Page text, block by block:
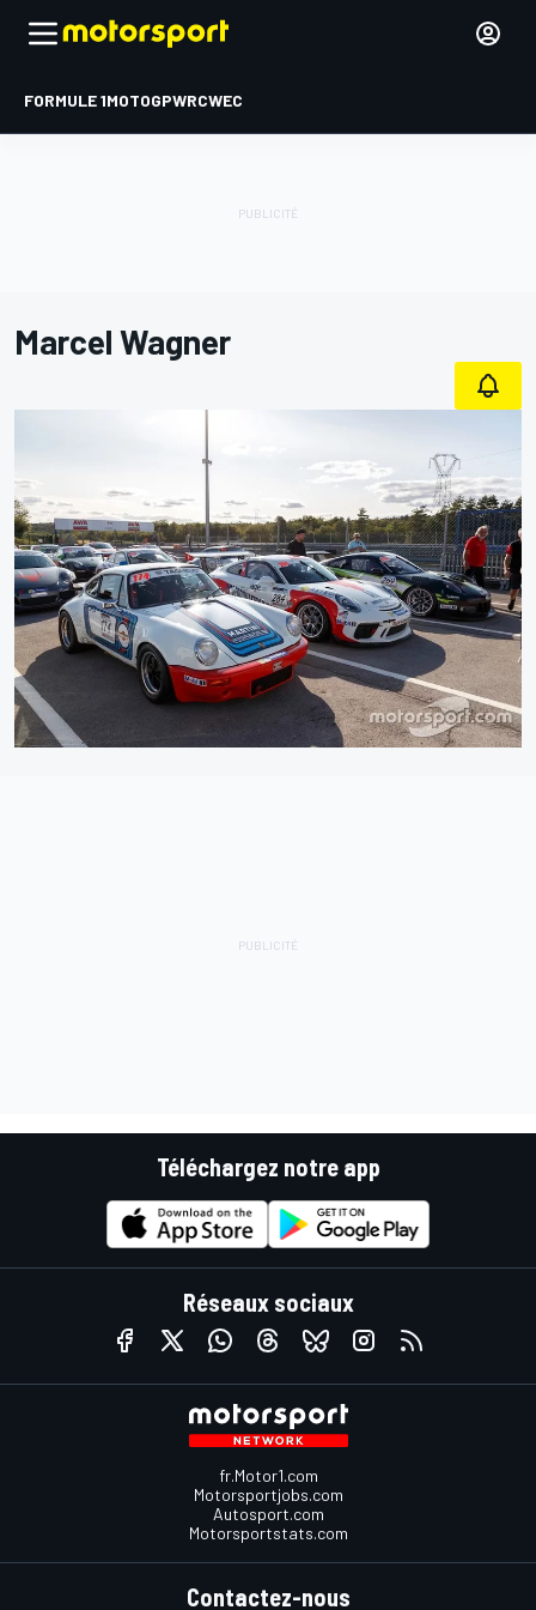
FORMULE 1MOTOGPWRCWEC
Marcel Wagner
Téléchargez notre app
Réseaux sociaux
fr.Motor1.com
Motorsportjobs.com
Autosport.com
Motorsportstats.com
Contactez-nous